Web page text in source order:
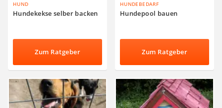
HUND
Hundekekse selber backen
Zum Ratgeber
HUNDEBEDARF
Hundepool bauen
Zum Ratgeber